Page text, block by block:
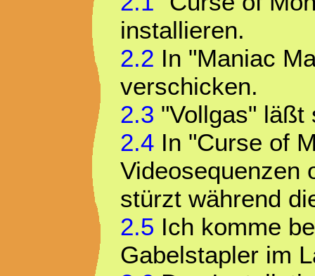
installieren.
2.2 In "Maniac
verschicken.
2.3 "Vollgas" läßt
2.4 In "Curse of
Videosequenzen
stürzt während
2.5 Ich komme
Gabelstapler im